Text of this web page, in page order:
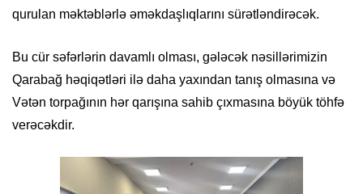
qurulan məktəblərlə əməkdaşlıqlarını sürətləndirəcək.
Bu cür səfərlərin davamlı olması, gələcək nəsillərimizin
Qarabağ həqiqətləri ilə daha yaxından tanış olmasına və
Vətən torpağının hər qarışına sahib çıxmasına böyük töhfə
verəcəkdir.